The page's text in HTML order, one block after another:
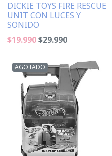
DICKIE TOYS FIRE RESCUE
UNIT CON LUCES Y
SONIDO
$19.990$29.990
AGOTADO